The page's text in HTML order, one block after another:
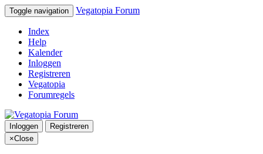
Toggle navigation Vegatopia Forum
Index
Help
Kalender
Inloggen
Registreren
Vegatopia
Forumregels
Inloggen
Registreren
×Close